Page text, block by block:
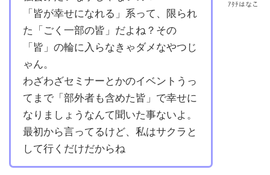
「皆が幸せになれる」系って、限られ
た「ごく一部の皆」だよね？その
「皆」の輪に入らなきゃダメなやつじ
ゃん。
わざわざセミナーとかのイベントうっ
てまで「部外者も含めた皆」で幸せに
なりましょうなんて聞いた事ないよ。
最初から言ってるけど、私はサクラと
して行くだけだからね
ｱﾀﾁはなこ